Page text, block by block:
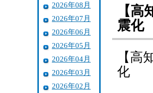
2026年08月
2026年07月
2026年06月
2026年05月
2026年04月
2026年03月
2026年02月
【
震化
【
化